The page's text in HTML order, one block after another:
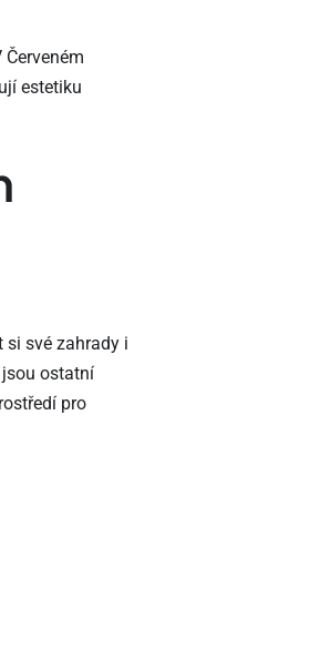
estetiku
si své zahrady i
ostatní
pro